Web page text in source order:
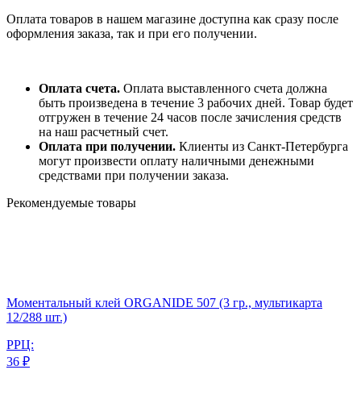
Оплата товаров в нашем магазине доступна как сразу после
оформления заказа, так и при его получении.
Оплата счета. Оплата выставленного счета должна
быть произведена в течение 3 рабочих дней. Товар будет
отгружен в течение 24 часов после зачисления средств
на наш расчетный счет.
Оплата при получении. Клиенты из Санкт-Петербурга
могут произвести оплату наличными денежными
средствами при получении заказа.
Рекомендуемые товары
Моментальный клей ORGANIDE 507 (3 гр., мультикарта
12/288 шт.)
РРЦ:
36 ₽